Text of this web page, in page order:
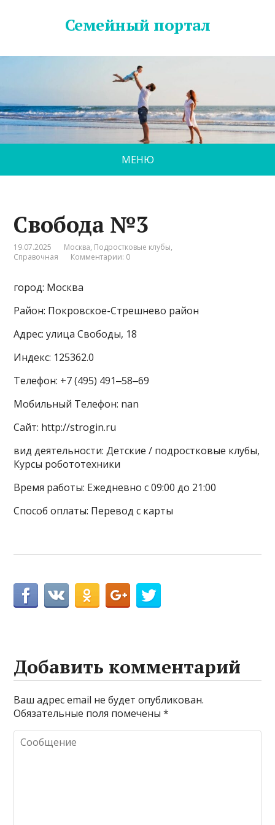
Семейный портал
МЕНЮ
Свобода №3
19.07.2025 Москва, Подростковые клубы,
Справочная
Комментарии: 0
город: Москва
Район: Покровское-Стрешнево район
Адрес: улица Свободы, 18
Индекс: 125362.0
Телефон: +7 (495) 491‒58‒69
Мобильный Телефон: nan
Сайт: http://strogin.ru
вид деятельности: Детские / подростковые клубы,
Курсы робототехники
Время работы: Ежедневно с 09:00 до 21:00
Способ оплаты: Перевод с карты
Добавить комментарий
Ваш адрес email не будет опубликован.
Обязательные поля помечены*